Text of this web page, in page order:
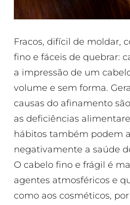
Fracos, difícil de moldar,
fino e fáceis de quebrar:
a impressão de um
volume e sem forma.
causas do afinamento
as deficiências
hábitos também podem
negativamente a saúde
O cabelo fino e frágil é
agentes atmosféricos e
como aos cosméticos, por